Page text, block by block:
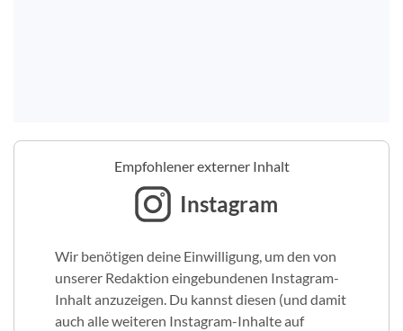
Empfohlener externer Inhalt
Instagram
Wir benötigen deine Einwilligung, um den von
unserer Redaktion eingebundenen Instagram-
Inhalt anzuzeigen. Du kannst diesen (und damit
auch alle weiteren Instagram-Inhalte auf